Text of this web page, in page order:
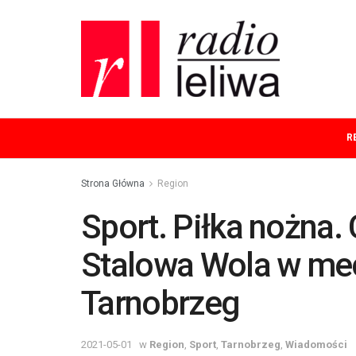
Strona Główna Region
Sport. Piłka
Stalowa Wola w
Tarnobrzeg
2021-05-01 w Region Sport Tarnobrzeg Wiadomości